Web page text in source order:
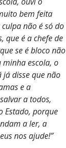
bem feita
não é só do
que é a chefe de
se é bloco não
minha escola, o
disse que não
e a
a todos,
Estado, porque
a ler, a
nos ajude!”